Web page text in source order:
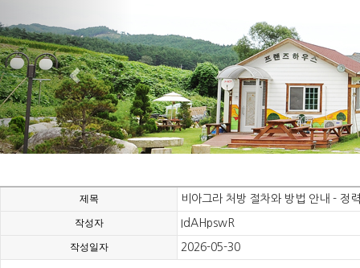
제목 비아그라 처방 절차와 방법 안내 - 정
작성자 IdAHpswR
작성일자 2026-05-30